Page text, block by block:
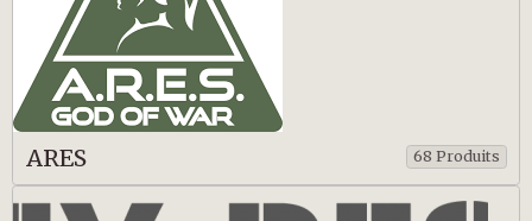
ARES 68 Produits